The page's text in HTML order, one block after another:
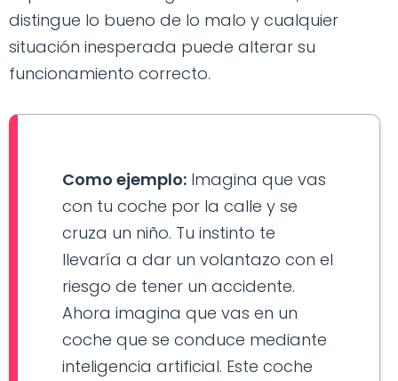
distingue lo bueno de lo malo y cualquier
situación inesperada puede alterar su
funcionamiento correcto.
Como ejemplo: Imagina que vas
con tu coche por la calle y se
cruza un niño. Tu instinto te
llevaría a dar un volantazo con el
riesgo de tener un accidente.
Ahora imagina que vas en un
coche que se conduce mediante
inteligencia artificial. Este coche